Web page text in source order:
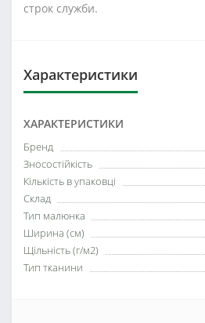
строк служби.
Характеристики
ХАРАКТЕРИСТИКИ
Бренд
Зносостійкість
Кількість в упаковці
Склад
Тип малюнка
Ширина (см)
Щільність (г/м2)
Тип тканини